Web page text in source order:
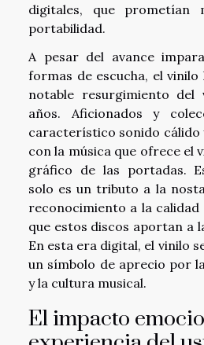
digitales, que prometían
portabilidad.
A pesar del avance
formas de escucha, el
notable resurgimiento
años. Aficionados y
característico sonido cálido
con la música que ofrece el
gráfico de las portadas.
solo es un tributo a la
reconocimiento a la calidad
que estos discos aportan a
En esta era digital, el vinilo
un símbolo de aprecio por
y la cultura musical.
El impacto